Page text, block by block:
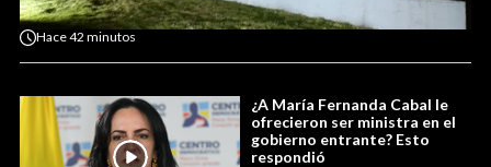
Hace42 minutos
¿A María Fernanda Cabal le
ofrecieron ser ministra en el
gobierno entrante? Esto
respondió